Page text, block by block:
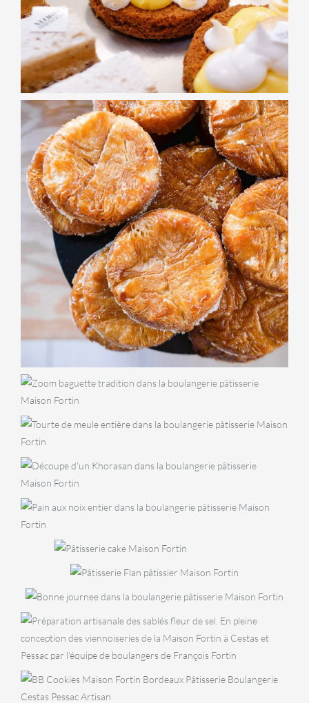
VIENNOISERIES
Kouign Amann
BOULANGERIE
Baguette
Tradition
BOULANGERIE
Tourte de meule
Khorasan
BOULANGERIE
Pain aux noix
,
Cake
Flan
pâtissier
GOÛTER
Bonne journée
BISCUITERIE
Sablés fleur de
sel
BISCUITERIE
BB Cookies
PÂTISSERIES Fondant
GOÛTER